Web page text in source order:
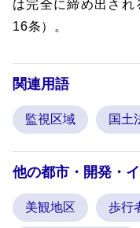
は完全に締め出さ
16条）。
関連用語
監視区域 国土
他の都市・開発・
美観地区 歩行